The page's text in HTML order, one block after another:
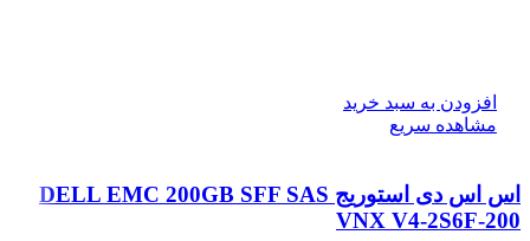
افزودن به سبد خرید
مشاهده سریع
اس اس دی استوریج DELL EMC 200GB SFF SAS
VNX V4-2S6F-200